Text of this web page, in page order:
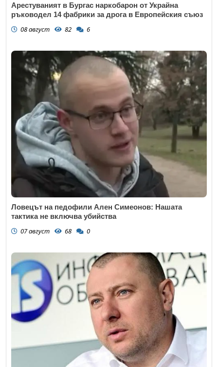
Арестуваният в Бургас наркобарон от Украйна
ръководел 14 фабрики за дрога в Европейския съюз
08 август 82 6
Ловецът на педофили Ален Симеонов: Нашата
тактика не включва убийства
07 август 68 0